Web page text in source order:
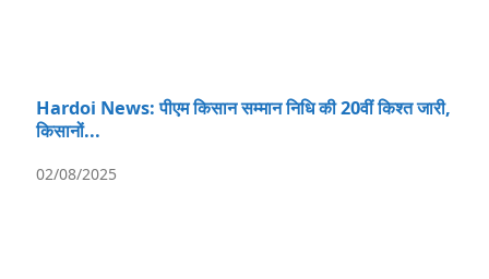
Hardoi News: पीएम किसान सम्मान निधि की 20वीं किश्त जारी,
किसानों...
02/08/2025